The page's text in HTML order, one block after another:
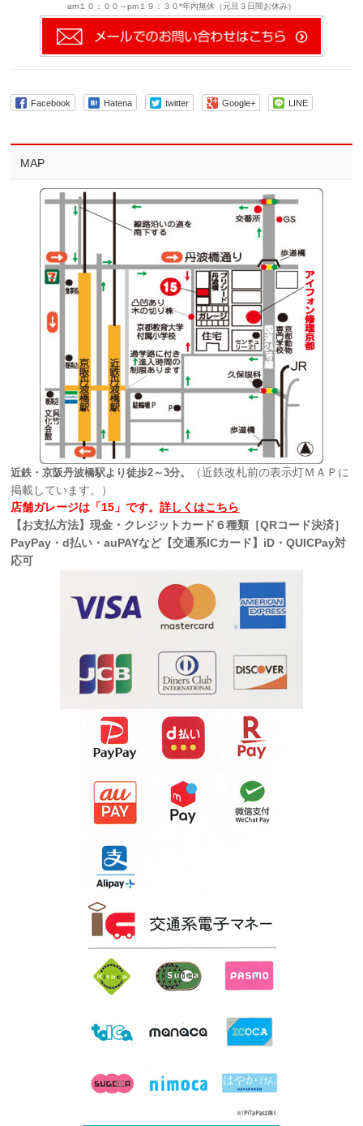
am１０：００～pm１９：３０*年内無休（元旦３日間お休み）
Facebook Hatena twitter Google+ LINE
MAP
近鉄・京阪丹波橋駅より徒歩2～3分。
（近鉄改札前の表示灯ＭＡＰに
掲載しています。）
店舗ガレージは「15」です。詳しくはこちら
【お支払方法】現金・クレジットカード６種類［QRコード決済］
PayPay・d払い・auPAYなど【交通系ICカード】iD・QUICPay対
応可